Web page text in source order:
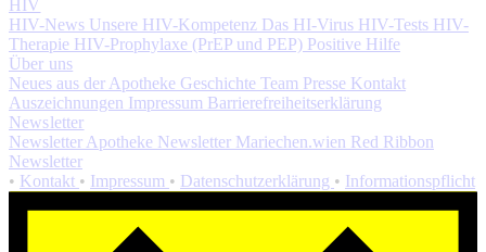
HIV
HIV-News Unsere HIV-Kompetenz Das HI-Virus HIV-Tests HIV-
Therapie HIV-Prophylaxe (PrEP und PEP) Positive Hilfe
Über uns
Neues aus der Apotheke Geschichte Team Presse Kontakt
Auszeichnungen Impressum Barrierefreiheitserklärung
Newsletter
Newsletter Apotheke Newsletter Mariechen.wien Red Ribbon
Newsletter
• Kontakt • Impressum • Datenschutzerklärung • Informationspflicht